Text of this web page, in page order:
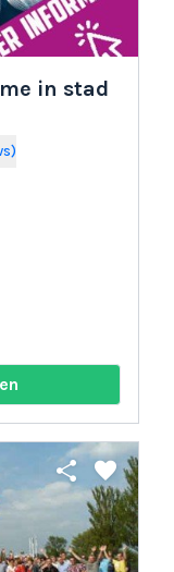
in stad
share favorite